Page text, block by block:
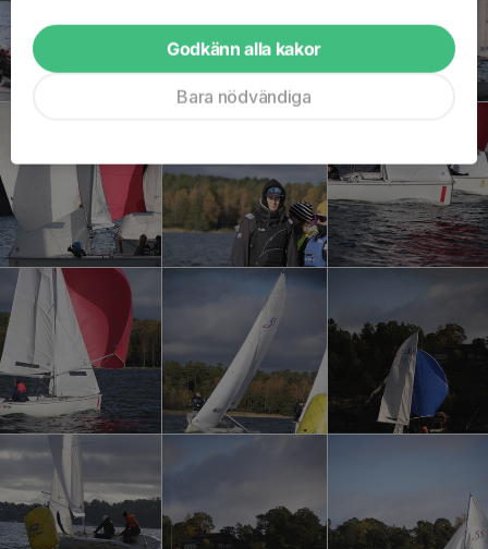
Godkänn alla kakor
Bara nödvändiga